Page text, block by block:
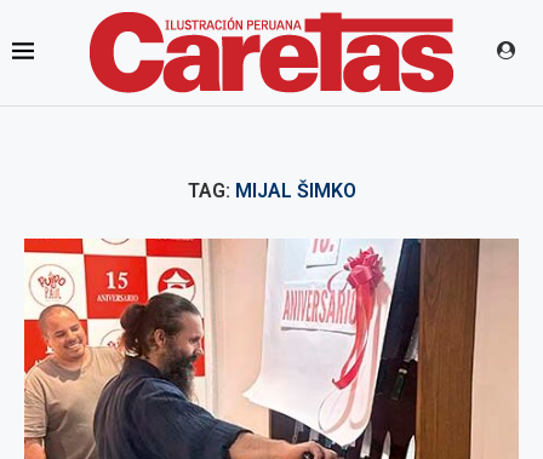
TAG: MIJAL ŠIMKO